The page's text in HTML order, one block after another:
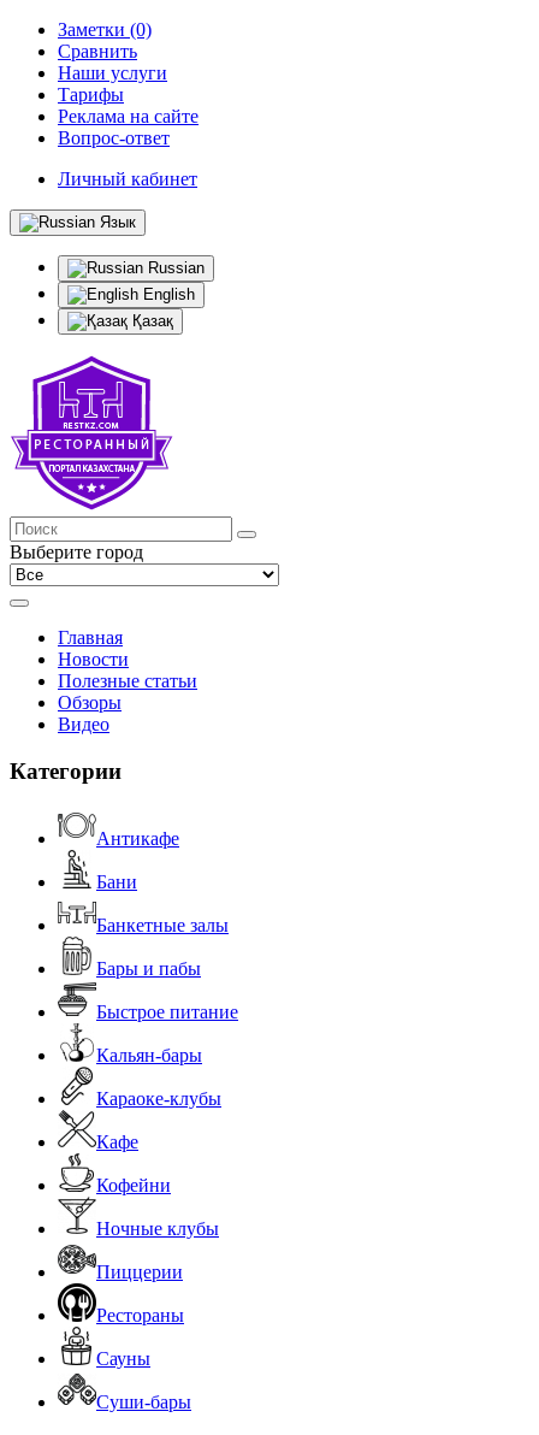
Заметки (0)
Сравнить
Наши услуги
Тарифы
Реклама на сайте
Вопрос-ответ
Личный кабинет
Язык
Russian
English
Қазақ
Выберите город
Главная
Новости
Полезные статьи
Обзоры
Видео
Категории
Антикафе
Бани
Банкетные залы
Бары и пабы
Быстрое питание
Кальян-бары
Караоке-клубы
Кафе
Кофейни
Ночные клубы
Пиццерии
Рестораны
Сауны
Суши-бары